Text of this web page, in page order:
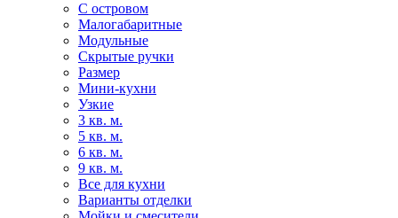
С островом
Малогабаритные
Модульные
Скрытые ручки
Размер
Мини-кухни
Узкие
3 кв. м.
5 кв. м.
6 кв. м.
9 кв. м.
Все для кухни
Варианты отделки